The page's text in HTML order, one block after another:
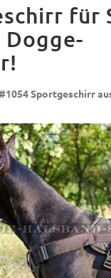
für
Dogge-
Sportgeschirr